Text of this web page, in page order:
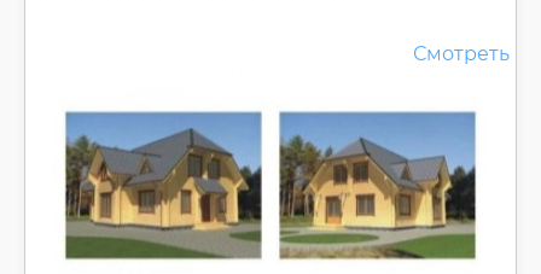
Смотреть